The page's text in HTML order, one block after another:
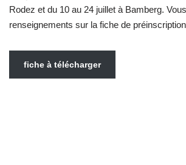
Rodez et du 10 au 24 juillet à Bamberg.
renseignements sur la fiche de
fiche à télécharger